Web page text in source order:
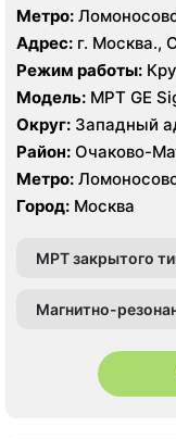
Метро:
Славянский
Адрес: г. Москва.,
Режим работы:
Модель: МРТ GE
Harmony 1.0 Т, КТ
среза, GE
Hitachi Hi Vision
Округ: Западный
Район: Очаково-
Метро:
Славянский бульвар
Город: Москва
МРТ закрытого
Магнитно-